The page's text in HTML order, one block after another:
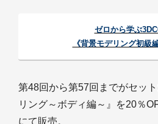
ゼロから学ぶ
《背景モデリング初級
第48回から第57回までがセッ
リング～ボディ編～』を20％
にて販売。